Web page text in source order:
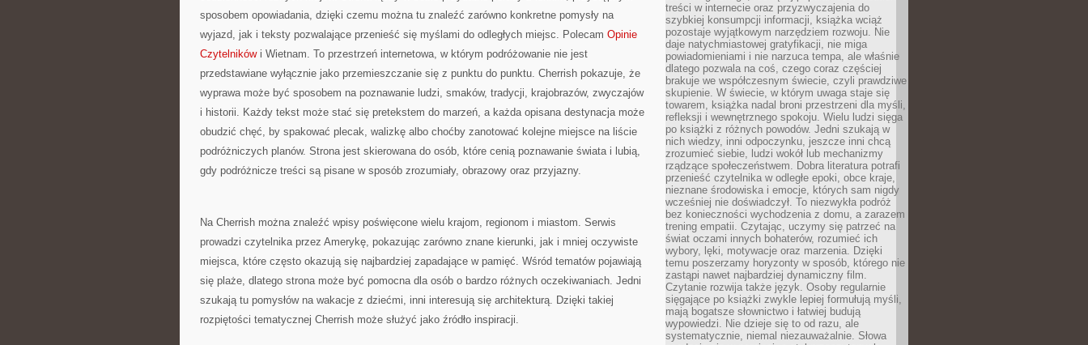
sposobem opowiadania, dzięki czemu można tu znaleźć zarówno konkretne pomysły na
wyjazd, jak i teksty pozwalające przenieść się myślami do odległych miejsc. Polecam Opinie
Czytelnikówi Wietnam. To przestrzeń internetowa, w którym podróżowanie nie jest
przedstawiane wyłącznie jako przemieszczanie się z punktu do punktu. Cherrish pokazuje, że
wyprawa może być sposobem na poznawanie ludzi, smaków, tradycji, krajobrazów, zwyczajów
i historii. Każdy tekst może stać się pretekstem do marzeń, a każda opisana destynacja może
obudzić chęć, by spakować plecak, walizkę albo choćby zanotować kolejne miejsce na liście
podróżniczych planów. Strona jest skierowana do osób, które cenią poznawanie świata i lubią,
gdy podróżnicze treści są pisane w sposób zrozumiały, obrazowy oraz przyjazny.
Na Cherrish można znaleźć wpisy poświęcone wielu krajom, regionom i miastom. Serwis
prowadzi czytelnika przez Amerykę, pokazując zarówno znane kierunki, jak i mniej oczywiste
miejsca, które często okazują się najbardziej zapadające w pamięć. Wśród tematów pojawiają
się plaże, dlatego strona może być pomocna dla osób o bardzo różnych oczekiwaniach. Jedni
szukają tu pomysłów na wakacje z dziećmi, inni interesują się architekturą. Dzięki takiej
rozpiętości tematycznej Cherrish może służyć jako źródło inspiracji.
treści w internecie oraz przyzwyczajenia do
szybkiej konsumpcji informacji, książka wciąż
pozostaje wyjątkowym narzędziem rozwoju. Nie
daje natychmiastowej gratyfikacji, nie miga
powiadomieniami i nie narzuca tempa, ale właśnie
dlatego pozwala na coś, czego coraz częściej
brakuje we współczesnym świecie, czyli prawdziwe
skupienie. W świecie, w którym uwaga staje się
towarem, książka nadal broni przestrzeni dla myśli,
refleksji i wewnętrznego spokoju. Wielu ludzi sięga
po książki z różnych powodów. Jedni szukają w
nich wiedzy, inni odpoczynku, jeszcze inni chcą
zrozumieć siebie, ludzi wokół lub mechanizmy
rządzące społeczeństwem. Dobra literatura potrafi
przenieść czytelnika w odległe epoki, obce kraje,
nieznane środowiska i emocje, których sam nigdy
wcześniej nie doświadczył. To niezwykła podróż
bez konieczności wychodzenia z domu, a zarazem
trening empatii. Czytając, uczymy się patrzeć na
świat oczami innych bohaterów, rozumieć ich
wybory, lęki, motywacje oraz marzenia. Dzięki
temu poszerzamy horyzonty w sposób, którego nie
zastąpi nawet najbardziej dynamiczny film.
Czytanie rozwija także język. Osoby regularnie
sięgające po książki zwykle lepiej formułują myśli,
mają bogatsze słownictwo i łatwiej budują
wypowiedzi. Nie dzieje się to od razu, ale
systematycznie, niemal niezauważalnie. Słowa